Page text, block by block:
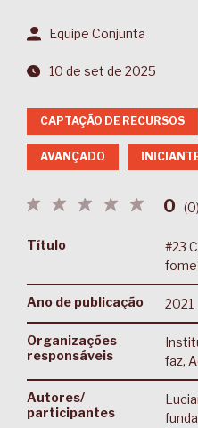
Equipe Conjunta
10 de set de 2025
CAPTAÇÃO DE RECURSOS
AVANÇADO
0 (0)
Título
#23
Ano de publicação 2021
Organizações
responsáveis
faz,
Autores/
participantes